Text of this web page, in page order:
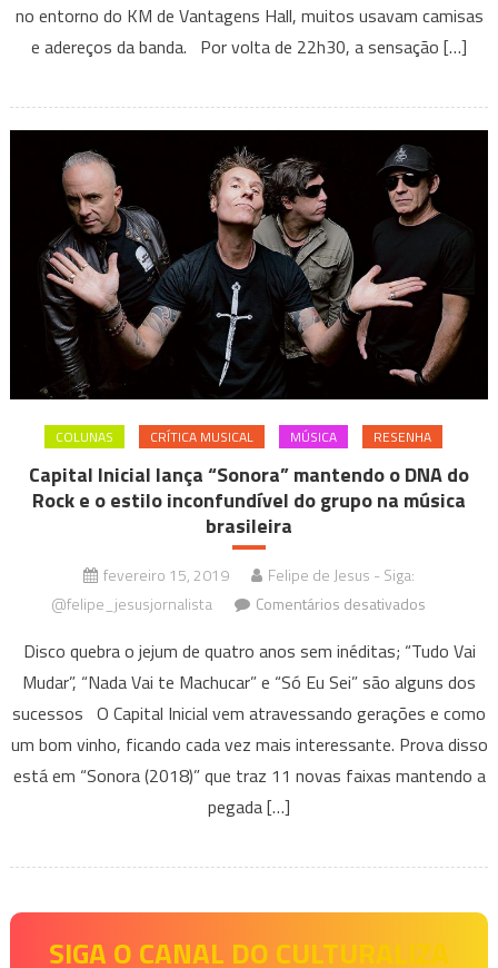
em
sua
agita
KM
de
Vantagens
Hall
no entorno do KM de Vantagens Hall, muitos usavam camisas
e adereços da banda. Por volta de 22h30, a sensação […]
COLUNAS CRÍTICA MUSICAL MÚSICA RESENHA
Capital Inicial lança “Sonora” mantendo o DNA do
Rock e o estilo inconfundível do grupo na música
brasileira
fevereiro 15, 2019
Felipe de Jesus - Siga:
@felipe_jesusjornalista
Comentários desativadosem
Inicial
lança
“Sonora”
mantendo
o
o
Disco quebra o jejum de quatro anos sem inéditas; “Tudo Vai
Mudar”, “Nada Vai te Machucar” e “Só Eu Sei” são alguns dos
sucessos O Capital Inicial vem atravessando gerações e como
um bom vinho, ficando cada vez mais interessante. Prova disso
está em “Sonora (2018)” que traz 11 novas faixas mantendo a
pegada […]
SIGA O CANAL DO CULTURALIZA